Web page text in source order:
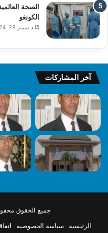
الصحة
الكونغو
ديسمبر 28, 2024
آخر المشاركات
جميع الحقوق محفوظة© 2026
الرئيسية
سياسة الخصوصية